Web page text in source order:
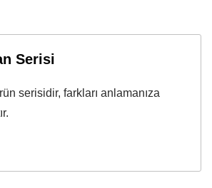
Serisi
serisidir, farkları anlamanıza